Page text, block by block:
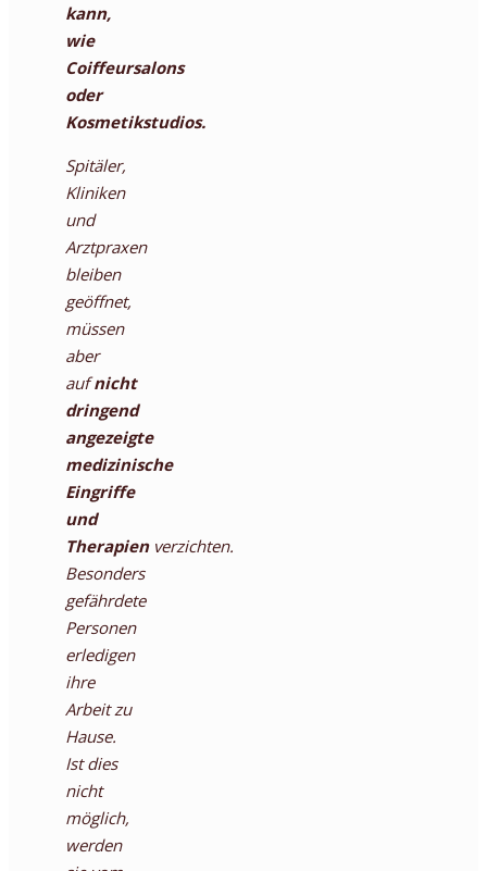
kann,
wie
Coiffeursalons
oder
Kosmetikstudios.
Spitäler,
Kliniken
und
Arztpraxen
bleiben
geöffnet,
müssen
aber
aufnicht
dringend
angezeigte
medizinische
Eingriffe
und
Therapienverzichten.
Besonders
gefährdete
Personen
erledigen
ihre
Arbeit zu
Hause.
Ist dies
nicht
möglich,
werden